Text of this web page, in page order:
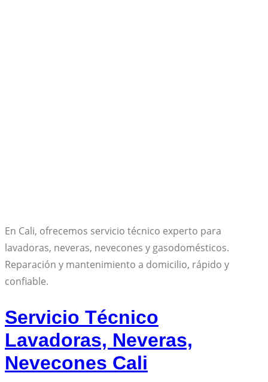
En Cali, ofrecemos servicio técnico experto para
lavadoras, neveras, nevecones y gasodomésticos.
Reparación y mantenimiento a domicilio, rápido y
confiable.
Servicio Técnico
Lavadoras, Neveras,
Nevecones Cali